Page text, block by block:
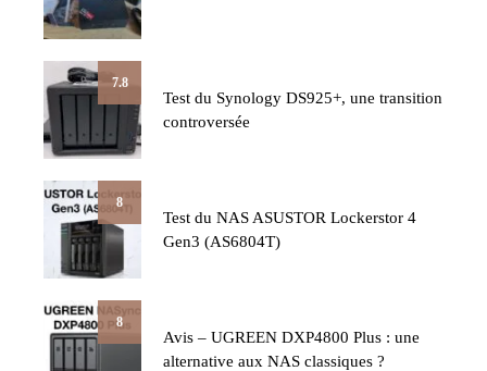
7.8
Test du Synology DS925+, une transition
controversée
8
Test du NAS ASUSTOR Lockerstor 4
Gen3 (AS6804T)
8
Avis – UGREEN DXP4800 Plus : une
alternative aux NAS classiques ?